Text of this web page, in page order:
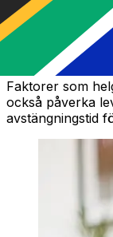
Leveranstider för
Citizens Bank
transaktionstid
internationella
Faktorer som
också påverka
avstängningstid